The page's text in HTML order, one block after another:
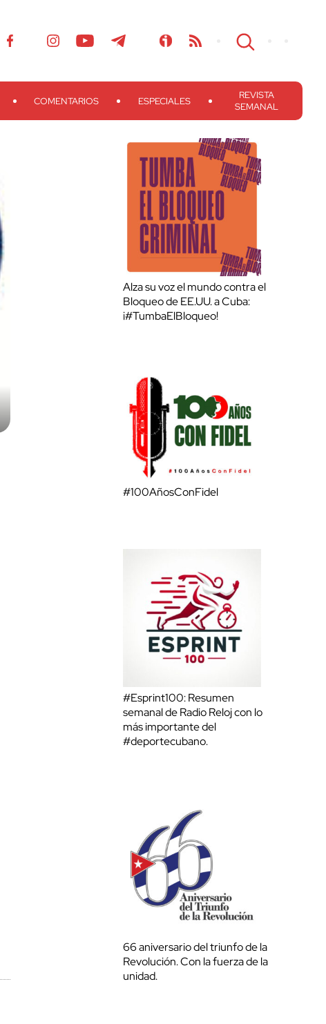
COMENTARIOS ESPECIALES
REVISTA
SEMANAL
Alza su voz el mundo contra el
Bloqueo de EE.UU. a Cuba:
¡#TumbaElBloqueo!
#100AñosConFidel
#Esprint100: Resumen
semanal de Radio Reloj con lo
más importante del
#deportecubano.
66 aniversario del triunfo de la
Revolución. Con la fuerza de la
unidad.